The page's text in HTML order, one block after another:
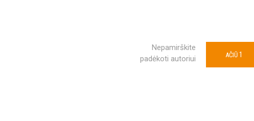
Nepamirškite
padėkoti autoriui
AČIŪ 1